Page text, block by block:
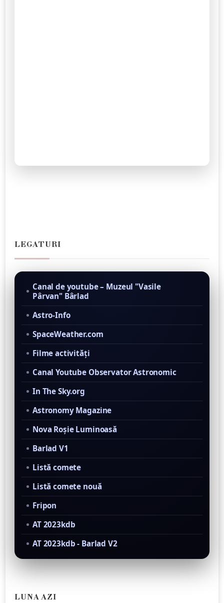
LEGATURI
Canal de youtube – Muzeul "Vasile
Pârvan" Bârlad
Astro-Info
SpaceWeather.com
Filme activităţi
Canal Youtube Observator Astronomic
In The Sky.org
Astronomy Magazine
Nova Roşie Luminoasă
Barlad V1
Listă comete
Listă comete nouă
Fripon
AT 2023kdb
AT 2023kdb - Barlad V2
LUNA AZI